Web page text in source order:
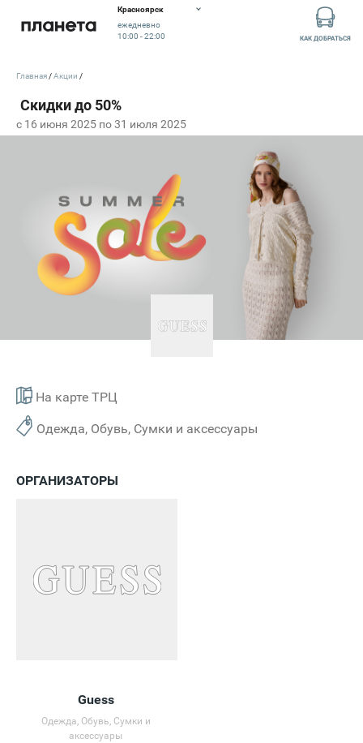
Красноярск
ежедневно
10:00 - 22:00
КАК ДОБРАТЬСЯ
c 16 июня 2025 по 31 июля 2025
На карте ТРЦ
Одежда, Обувь, Сумки и аксессуары
Главная Акции
ОРГАНИЗАТОРЫ
Guess
Одежда, Обувь, Сумки и
аксессуары